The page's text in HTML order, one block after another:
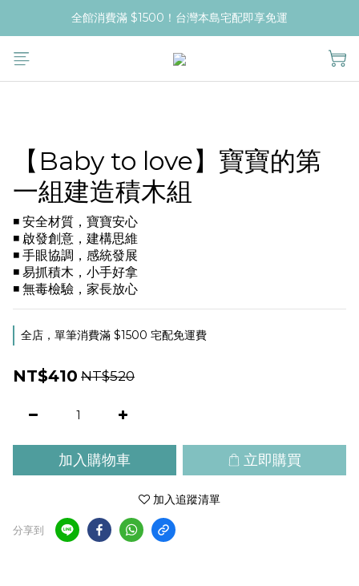
全館消費滿 $1500！台灣本島宅配即享免運
【Baby to love】寶寶的第
一組建造積木組
◾ 安全材質，寶寶安心
◾ 啟發創意，建構思維
◾ 手眼協調，感統發展
◾ 易抓積木，小手好拿
◾ 無毒檢驗，家長放心
全店，單筆消費滿 $1500 宅配免運費
NT$410 NT$520
加入購物車 立即購買
加入追蹤清單
分享到